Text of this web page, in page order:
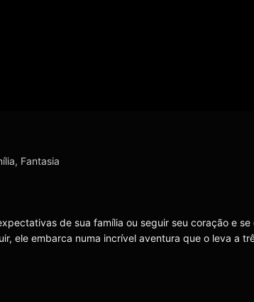
, Fantasia
de sua família ou seguir seu coração e
ele embarca numa incrível aventura que o leva a